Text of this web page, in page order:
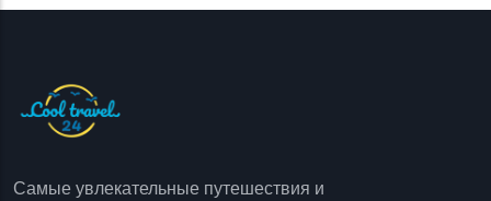
Самые увлекательные путешествия и